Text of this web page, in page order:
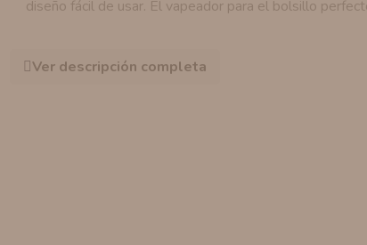
diseño fácil de usar. El vapeador para el bolsillo
Ver descripción completa